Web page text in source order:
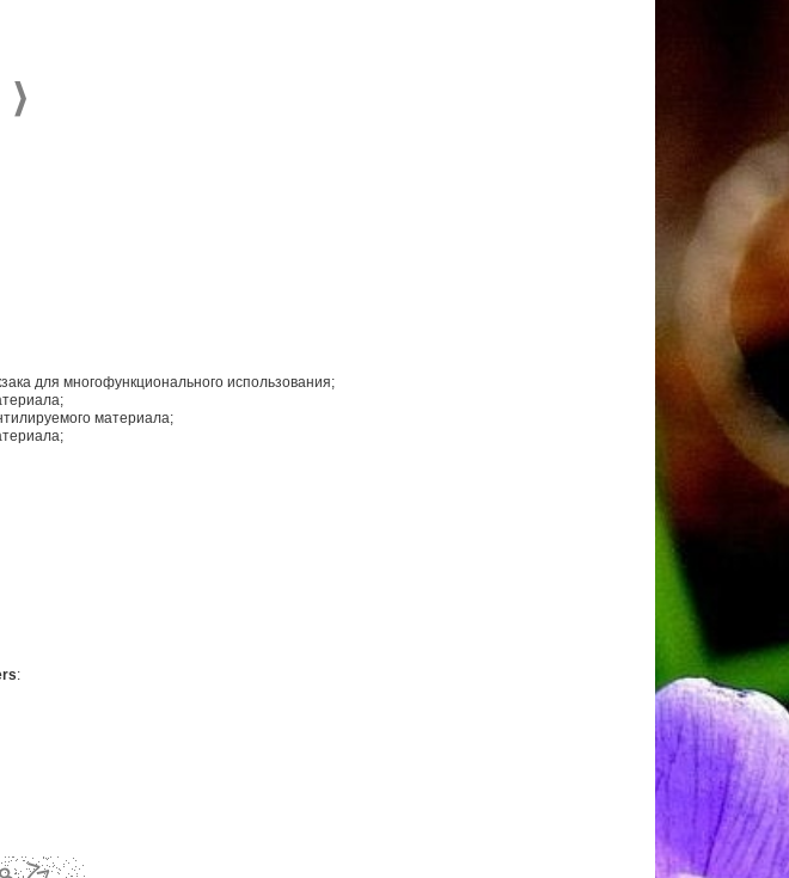
для многофункционального использования;
материала;
: